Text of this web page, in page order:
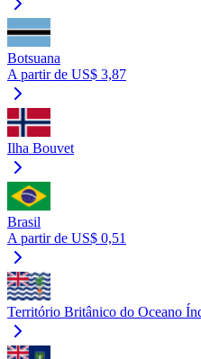
Botsuana
A partir de US$ 3,87
Ilha Bouvet
Brasil
A partir de US$ 0,51
Território Britânico do Oceano